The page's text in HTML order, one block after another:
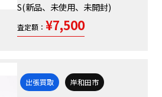
S(新品、未使用、未開封)
査定額： ¥7,500
出張買取 岸和田市